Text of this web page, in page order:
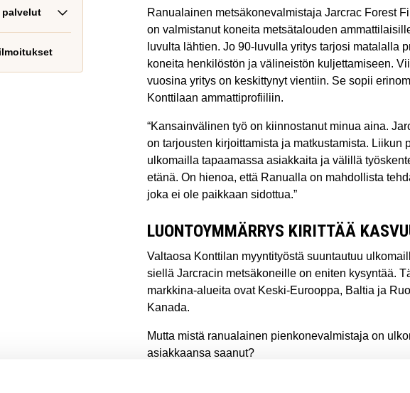
palvelut
Ranualainen metsäkonevalmistaja Jarcrac Forest
on valmistanut koneita metsätalouden
luvulta lähtien. Jo 90-luvulla yritys tarjosi matalalla
koneita henkilöstön ja välineistön kuljettamiseen.
vuosina yritys on keskittynyt vientiin. Se sopii
Konttilaan ammattiprofiiliin.
“Kansainvälinen työ on kiinnostanut minua aina.
on tarjousten kirjoittamista ja matkustamista. Liikun
ulkomailla tapaamassa asiakkaita ja välillä
etänä. On hienoa, että Ranualla on mahdollista
joka ei ole paikkaan sidottua.”
LUONTOYMMÄRRYS KIRITTÄÄ
Valtaosa Konttilan myyntityöstä suuntautuu
siellä Jarcracin metsäkoneille on eniten kysyntää.
markkina-alueita ovat Keski-Eurooppa, Baltia ja
Kanada.
Mutta mistä ranualainen pienkonevalmistaja on
asiakkaansa saanut?
”Pitkään toimintamallina on ollut, että suuria,